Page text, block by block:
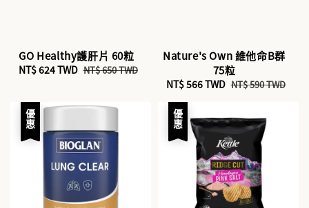
GO Healthy護肝片 60粒
Sale
NT$ 624 TWD Regular
NT$ 650 TWD
Nature's Own 維他命B群
75粒
Sale
price
NT$ 566 TWD Regular
NT$ 590 TWD
優惠 優惠